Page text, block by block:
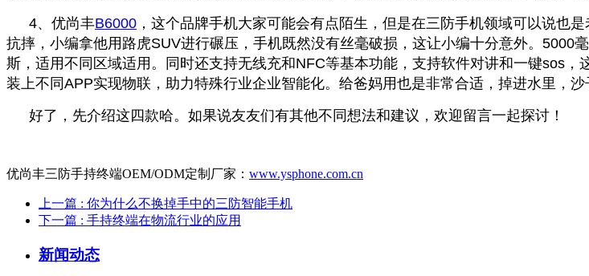
4、 优尚丰B6000 ，这个品牌手机大家可能会有点陌生，但是在三防手机领域可以说也
抗摔，小编拿他用路虎SUV进行碾压，手机既然没有丝毫破损，这让小编十分意外。 5000
斯，适用不同区域适用。同时还支持无线充和NFC等基本功能，支持软件对讲和一键sos ，
装上不同APP实现物联，助力特殊行业企业智能化。给爸妈用也是非常合适，掉进水里，
好了，先介绍这四款哈。如果说友友们有其他不同想法和建议，欢迎留言一起探讨！
优尚丰三防手持终端OEM/ODM定制厂家： www.ysphone.com.cn
上一篇 : 你为什么不换掉手中的三防智能手机
下一篇 : 手持终端在物流行业的应用
新闻动态